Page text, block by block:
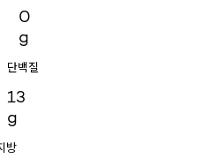
0
g
단백질
13
g
방